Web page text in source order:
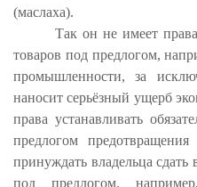
(маслаха).
Так он не имеет
товаров под предлогом,
промышленности, за
наносит серьёзный ущерб
права устанавливать
предлогом
принуждать владельца сдать
под предлогом,